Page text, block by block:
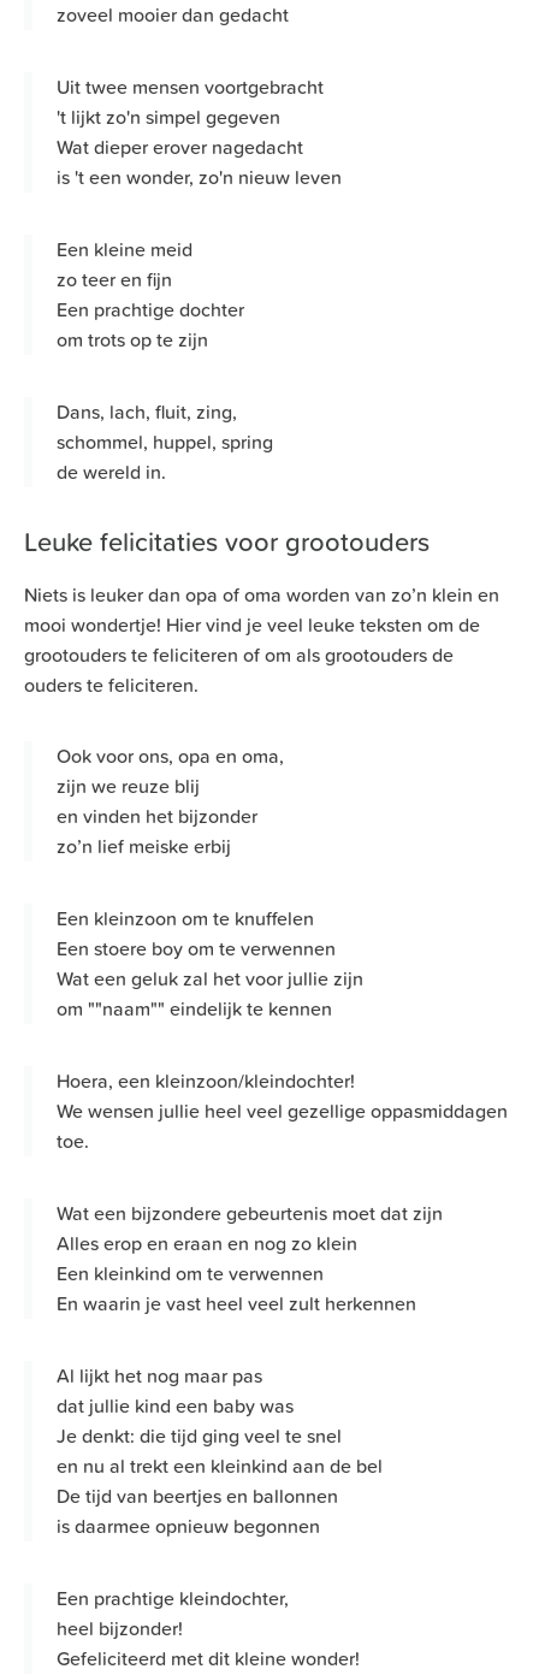
zoveel mooier dan gedacht
Uit twee mensen voortgebracht
't lijkt zo'n simpel gegeven
Wat dieper erover nagedacht
is 't een wonder, zo'n nieuw leven
Een kleine meid
zo teer en fijn
Een prachtige dochter
om trots op te zijn
Dans, lach, fluit, zing,
schommel, huppel, spring
de wereld in.
Leuke felicitaties voor grootouders
Niets is leuker dan opa of oma worden van zo’n klein en
mooi wondertje! Hier vind je veel leuke teksten om de
grootouders te feliciteren of om als grootouders de
ouders te feliciteren.
Ook voor ons, opa en oma,
zijn we reuze blij
en vinden het bijzonder
zo’n lief meiske erbij
Een kleinzoon om te knuffelen
Een stoere boy om te verwennen
Wat een geluk zal het voor jullie zijn
om ""naam"" eindelijk te kennen
Hoera, een kleinzoon/kleindochter!
We wensen jullie heel veel gezellige oppasmiddagen
toe.
Wat een bijzondere gebeurtenis moet dat zijn
Alles erop en eraan en nog zo klein
Een kleinkind om te verwennen
En waarin je vast heel veel zult herkennen
Al lijkt het nog maar pas
dat jullie kind een baby was
Je denkt: die tijd ging veel te snel
en nu al trekt een kleinkind aan de bel
De tijd van beertjes en ballonnen
is daarmee opnieuw begonnen
Een prachtige kleindochter,
heel bijzonder!
Gefeliciteerd met dit kleine wonder!